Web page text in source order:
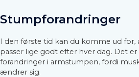
Stumpforandringer
I den første tid kan du komme ud for,
passer lige godt efter hver dag. Det
forandringer i armstumpen, fordi
ændrer sig.